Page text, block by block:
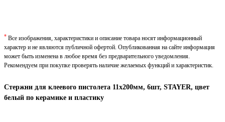
Стержни для клеевого пистолета 11х200мм, 6шт, STAYER, цвет
белый по керамике и пластику
* Все изображения, характеристики и описание товара носят информационный
характер и не являются публичной офертой. Опубликованная на сайте информация
может быть изменена в любое время без предварительного уведомления.
Рекомендуем при покупке проверять наличие желаемых функций и характеристик.